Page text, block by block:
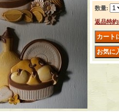
数量:
返品特